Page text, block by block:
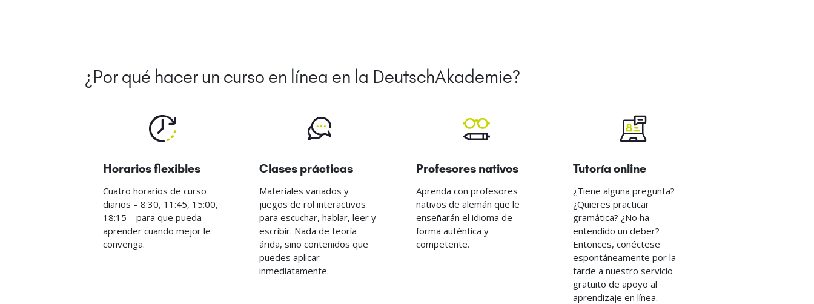
¿Por qué hacer un curso en línea en la DeutschAkademie?
Horarios flexibles
Cuatro horarios de curso
diarios – 8:30, 11:45, 15:00,
18:15 – para que pueda
aprender cuando mejor le
convenga.
Clases prácticas
Materiales variados y
juegos de rol interactivos
para escuchar, hablar, leer y
escribir. Nada de teoría
árida, sino contenidos que
puedes aplicar
inmediatamente.
Profesores nativos
Aprenda con profesores
nativos de alemán que le
enseñarán el idioma de
forma auténtica y
competente.
Tutoría online
¿Tiene alguna pregunta?
¿Quieres practicar
gramática? ¿No ha
entendido un deber?
Entonces, conéctese
espontáneamente por la
tarde a nuestro servicio
gratuito de apoyo al
aprendizaje en línea.